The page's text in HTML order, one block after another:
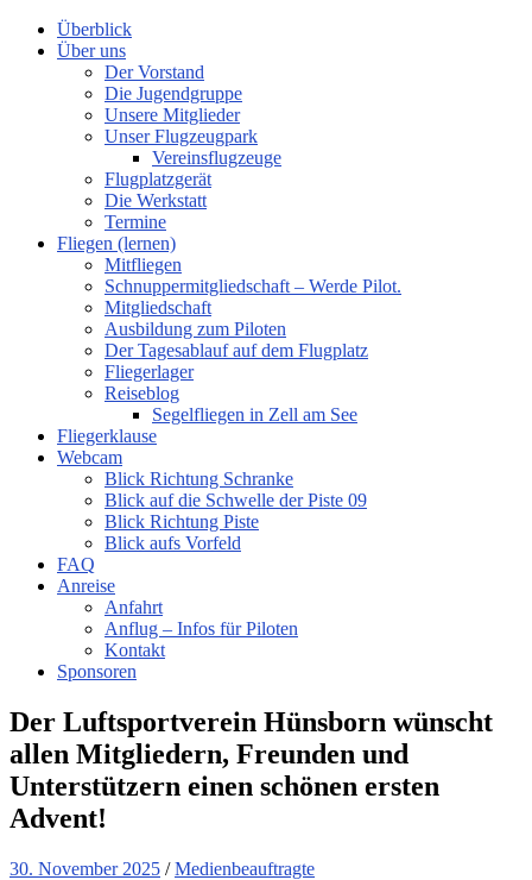
Überblick
Über uns
Der Vorstand
Die Jugendgruppe
Unsere Mitglieder
Unser Flugzeugpark
Vereinsflugzeuge
Flugplatzgerät
Die Werkstatt
Termine
Fliegen (lernen)
Mitfliegen
Schnuppermitgliedschaft – Werde Pilot.
Mitgliedschaft
Ausbildung zum Piloten
Der Tagesablauf auf dem Flugplatz
Fliegerlager
Reiseblog
Segelfliegen in Zell am See
Fliegerklause
Webcam
Blick Richtung Schranke
Blick auf die Schwelle der Piste 09
Blick Richtung Piste
Blick aufs Vorfeld
FAQ
Anreise
Anfahrt
Anflug – Infos für Piloten
Kontakt
Sponsoren
Der Luftsportverein Hünsborn wünscht
allen Mitgliedern, Freunden und
Unterstützern einen schönen ersten
Advent!
30. November 2025 /Medienbeauftragte